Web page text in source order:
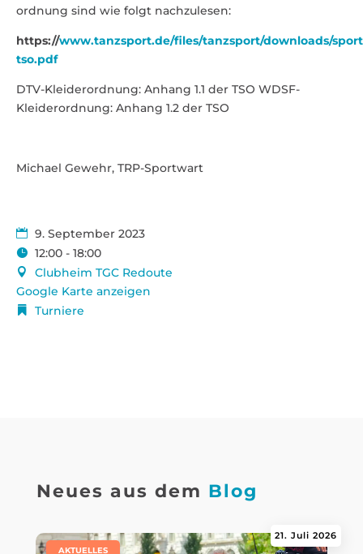
ordnung sind wie folgt nach­zu­lesen:
https://www.tanzsport.de/files/tanzsport/downloads/
tso.pdf
DTV-Kleiderordnung: Anhang 1.1 der TSO WDSF-
Kleiderordnung: Anhang 1.2 der TSO
Michael Gewehr, TRP-Sportwart
9. September 2023
12:00 - 18:00
Clubheim TGC Redoute
Google Karte anzeigen
Turniere
Neues aus dem Blog
21. Juli 2026
AKTUELLES